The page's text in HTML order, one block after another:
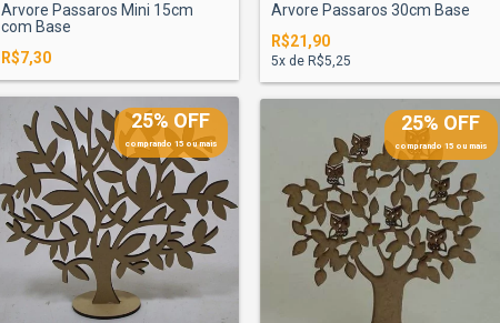
Arvore Passaros Mini 15cm
com Base
R$7,30
Arvore Passaros 30cm Base
R$21,90
5x de R$5,25
25% OFF
comprando 15 ou mais
25% OFF
comprando 15 ou mais